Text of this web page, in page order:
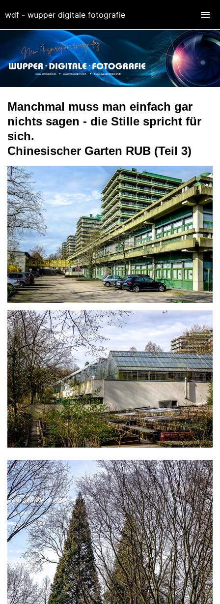
Manchmal muss man einfach gar
nichts sagen - die Stille spricht für
sich.
Chinesischer Garten RUB (Teil 3)
wdf - wupper digitale fotografie